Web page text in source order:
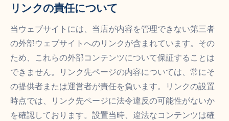
リンクの責任について
当ウェブサイトには、当店が内容を管理できない第三者
の外部ウェブサイトへのリンクが含まれています。その
ため、これらの外部コンテンツについて保証することは
できません。リンク先ページの内容については、常にそ
の提供者または運営者が責任を負います。リンクの設置
時点では、リンク先ページに法令違反の可能性がないか
を確認しております。設置当時、違法なコンテンツは確